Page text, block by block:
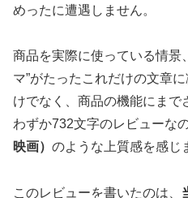
めったに遭遇しません。
商品を実際に使っている情景
マ”がたったこれだけの文章
けでなく、商品の機能にまで
わずか732文字のレビューな
映画） のような上質感を感じ
このレビューを書いたのは、